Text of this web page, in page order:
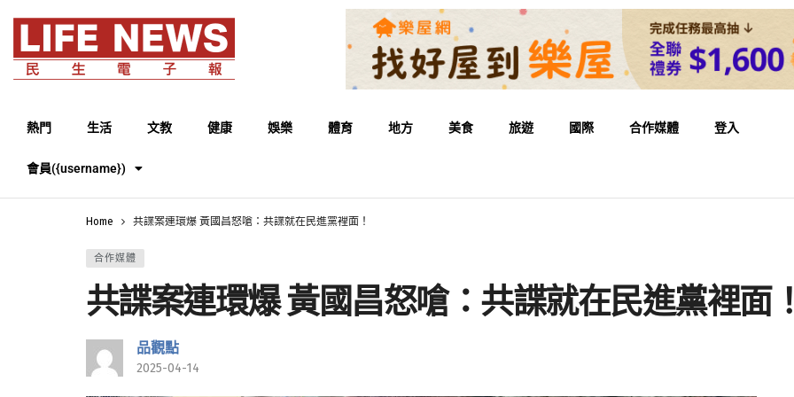
熱門 生活 文教 健康 娛樂 體育 地方 美食 旅遊 國際 合作媒體 登入
會員({username})
Home 共諜案連環爆 黃國昌怒嗆：共諜就在民進黨裡面！
合作媒體
共諜案連環爆 黃國昌怒嗆：共諜就在民進黨裡面
品觀點
2025-04-14